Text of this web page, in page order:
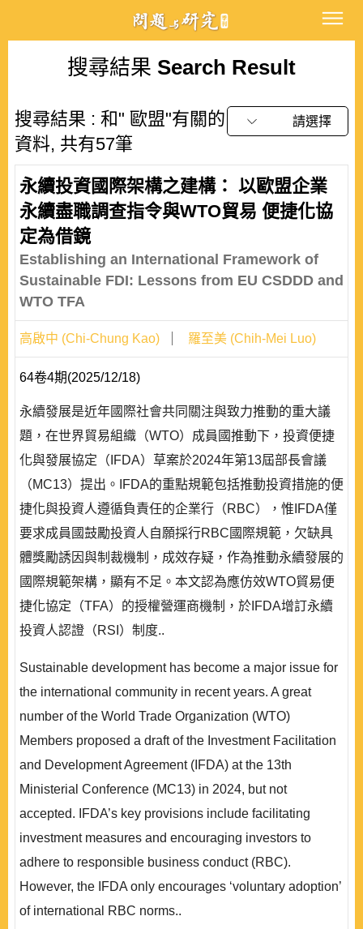
搜尋結果 Search Result
搜尋結果 : 和" 歐盟"有關的
資料, 共有57筆
請選擇
永續投資國際架構之建構： 以歐盟企業
永續盡職調查指令與WTO貿易 便捷化協
定為借鏡
Establishing an International Framework of
Sustainable FDI: Lessons from EU CSDDD and
WTO TFA
高啟中 (Chi-Chung Kao) 羅至美 (Chih-Mei Luo)
64卷4期(2025/12/18)
永續發展是近年國際社會共同關注與致力推動的重大議
題，在世界貿易組織（WTO）成員國推動下，投資便捷
化與發展協定（IFDA）草案於2024年第13屆部長會議
（MC13）提出。IFDA的重點規範包括推動投資措施的便
捷化與投資人遵循負責任的企業行（RBC），惟IFDA僅
要求成員國鼓勵投資人自願採行RBC國際規範，欠缺具
體獎勵誘因與制裁機制，成效存疑，作為推動永續發展的
國際規範架構，顯有不足。本文認為應仿效WTO貿易便
捷化協定（TFA）的授權營運商機制，於IFDA增訂永續
投資人認證（RSI）制度..
Sustainable development has become a major issue for
the international community in recent years. A great
number of the World Trade Organization (WTO)
Members proposed a draft of the Investment Facilitation
and Development Agreement (IFDA) at the 13th
Ministerial Conference (MC13) in 2024, but not
accepted. IFDA’s key provisions include facilitating
investment measures and encouraging investors to
adhere to responsible business conduct (RBC).
However, the IFDA only encourages ‘voluntary adoption’
of international RBC norms..